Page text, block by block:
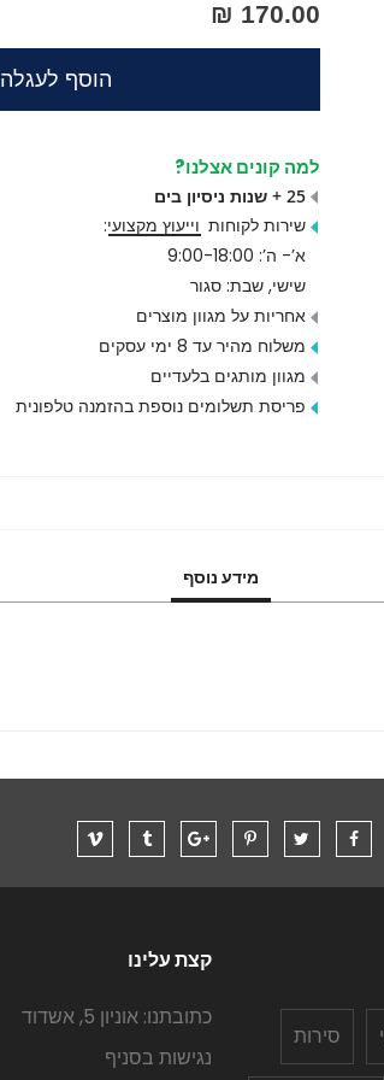
170.00 ₪
הוסף לעגלה
למה קונים אצלנו?
25 + שנות ניסיון בים
שירות לקוחות וייעוץ מקצועי:
א’- ה’: 9:00-18:00
שישי, שבת: סגור
אחריות על מגוון מוצרים
משלוח מהיר עד 8 ימי עסקים
מגוון מותגים בלעדיים
פריסת תשלומים נוספת בהזמנה טלפונית
מידע נוסף
סירות
קצת עלינו
כתובתנו: אוניון 5, אשדוד
נגישות בסניף